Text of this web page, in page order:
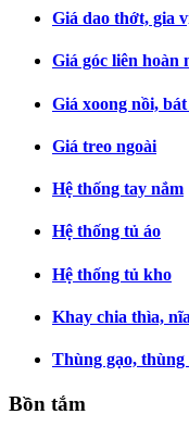
Giá dao thớt, gia
Giá góc liên hoàn
Giá xoong nồi,
Giá treo ngoài
Hệ thống tay nắm
Hệ thống tủ áo
Hệ thống tủ kho
Khay chia thìa, nĩa
Thùng gạo, thùng
Bồn tắm